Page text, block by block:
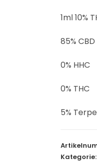
1ml 10%
85% CBD
0% HHC
0% THC
5%
Kategorie: